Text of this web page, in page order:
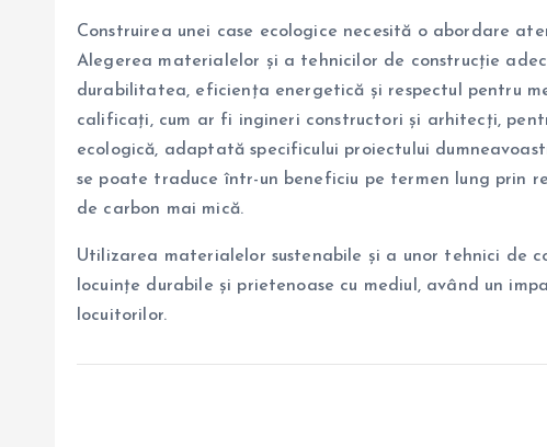
Construirea unei case ecologice necesită o abordare
Alegerea materialelor și a tehnicilor de construcție
durabilitatea, eficiența energetică și respectul pentru
calificați, cum ar fi ingineri constructori și arhitecți,
ecologică, adaptată specificului proiectului
se poate traduce într-un beneficiu pe termen lung prin
de carbon mai mică.
Utilizarea materialelor sustenabile și a unor tehnici de
locuințe durabile și prietenoase cu mediul, având un
locuitorilor.